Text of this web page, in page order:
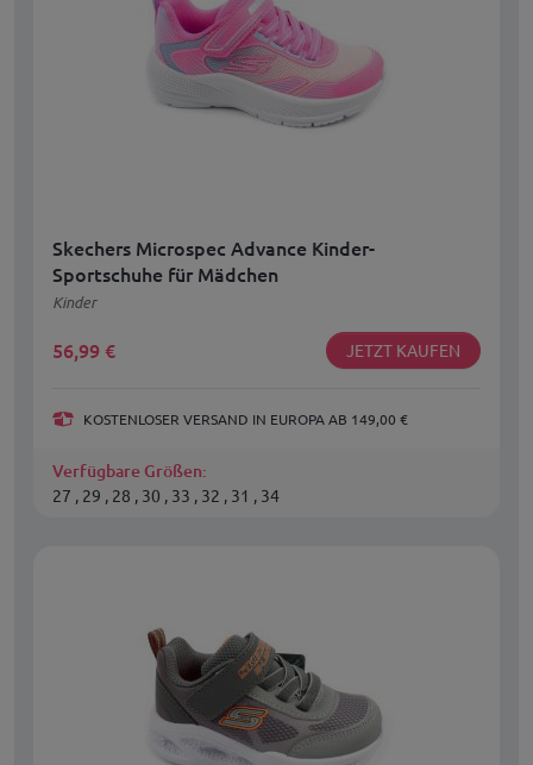
Skechers Microspec Advance Kinder-
Sportschuhe für Mädchen
Kinder
56,99 € JETZT KAUFEN
KOSTENLOSER VERSAND IN EUROPA AB 149,00 €
Verfügbare Größen:
27 , 29 , 28 , 30 , 33 , 32 , 31 , 34